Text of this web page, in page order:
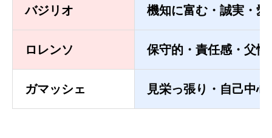
バジリオ 機知に富む・誠実・愛
ロレンソ 保守的・責任感・父性
ガマッシェ 見栄っ張り・自己中